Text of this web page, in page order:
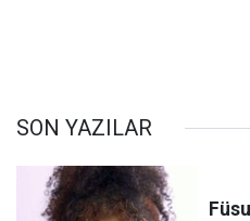
SON YAZILAR